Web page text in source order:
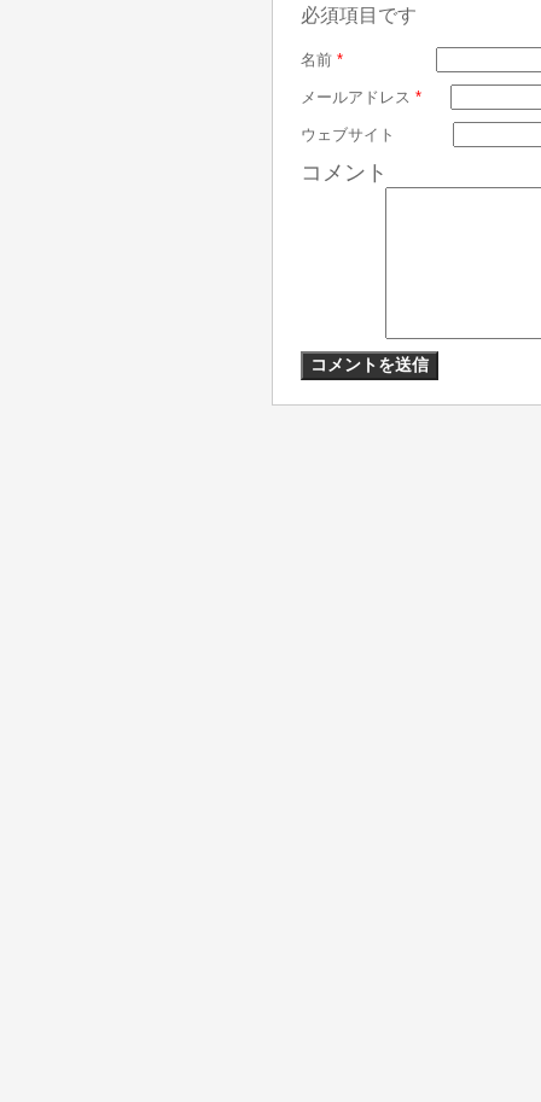
必須項目です
名前 *
メールアドレス *
ウェブサイト
コメント